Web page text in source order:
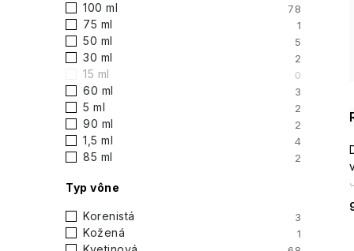
100 ml 78
75 ml 1
50 ml 5
30 ml 2
15 ml 0
60 ml 3
5 ml 2
90 ml 2
1,5 ml 4
85 ml 2
Typ vône
Korenistá 3
Kožená 1